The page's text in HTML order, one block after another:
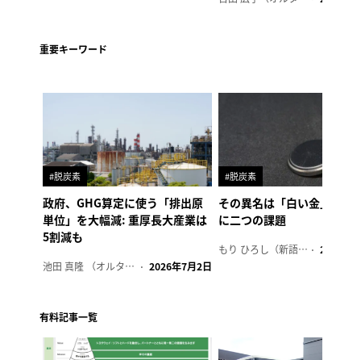
重要キーワード
#脱炭素
政府、GHG算定に使う「排出原
単位」を大幅減: 重厚長大産業は
5割減も
池田 真隆 （オルタナ輪番編集長）
2026年7月2日
#脱炭素
その異名は「白い金」、リ
に二つの課題
もり ひろし（新語ウォッチャー
2023年7
有料記事一覧